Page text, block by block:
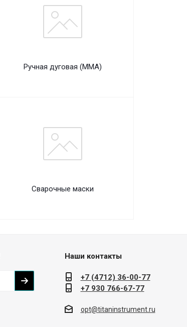
Ручная дуговая (MMA)
Сварочные маски
Наши контакты
+7 (4712) 36-00-77
+7 930 766-67-77
opt@titaninstrument.ru